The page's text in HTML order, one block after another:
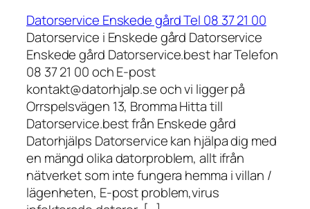
Datorservice Enskede gård Tel 08 37 21 00
Datorservice i Enskede gård Datorservice
Enskede gård Datorservice.best har Telefon
08 37 21 00 och E-post
kontakt@datorhjalp.se och vi ligger på
Orrspelsvägen 13, Bromma Hitta till
Datorservice.best från Enskede gård
Datorhjälps Datorservice kan hjälpa dig med
en mängd olika datorproblem, allt ifrån
nätverket som inte fungera hemma i villan /
lägenheten, E-post problem,virus